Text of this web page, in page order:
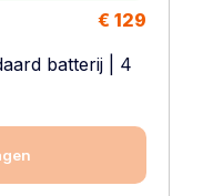
€ 129
batterij | 4